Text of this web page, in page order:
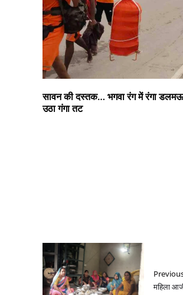
सावन की दस्तक… भगवा रंग में रंगा
उठा गंगा तट
महिला